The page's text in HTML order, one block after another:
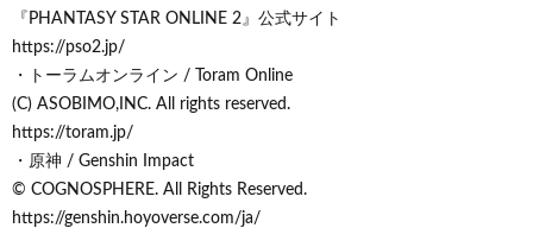
『PHANTASY STAR ONLINE 2』公式サイト
https://pso2.jp/
・トーラムオンライン / Toram Online
(C) ASOBIMO,INC. All rights reserved.
https://toram.jp/
・原神 / Genshin Impact
© COGNOSPHERE. All Rights Reserved.
https://genshin.hoyoverse.com/ja/